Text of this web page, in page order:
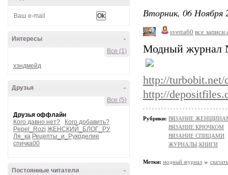
-
Интересы
Все (1)
хэндмейд
-
Друзья
Все (5)
Друзья оффлайн
Кого давно нет?
Кого добавить?
Pepel_Rozi ЖЕНСКИЙ_БЛОГ_РУ
Ля_ка Рецепты_и_Рукоделие
спичка00
-
Постоянные читатели
Вторник, 06 Ноября
svetta60 все записи
Модный журнал
http://
http://
Рубрики: ВЯЗАНИЕ ЖЕНЩИНАМ/
ВЯЗАНИЕ КРЮЧКОМ
ВЯЗАНИЕ СПИЦАМИ
ЖУРНАЛЫ,КНИГИ
Метки: модный журнал